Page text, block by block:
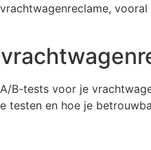
B-tests voor je
en hoe je